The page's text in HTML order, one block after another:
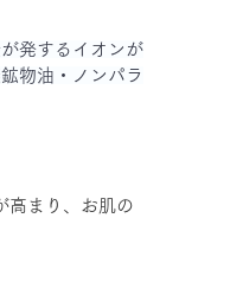
発するイオンが
物油・ノンパラ
高まり、お肌の